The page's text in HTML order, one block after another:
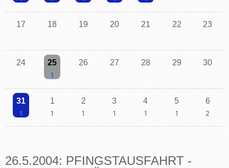
17 18 19 20 21 22 23
24 25 26 27 28 29 30
31 1 2 3 4 5 6
26.5.2004: PFINGSTAUSFAHRT -